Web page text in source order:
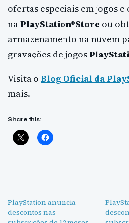
ofertas especiais em jogos e
naPlayStation®Store ou
armazenamento na nuvem
gravações de jogos
Visita o Blog Oficial da
mais.
Share this:
PlayStation anuncia
descontos nas